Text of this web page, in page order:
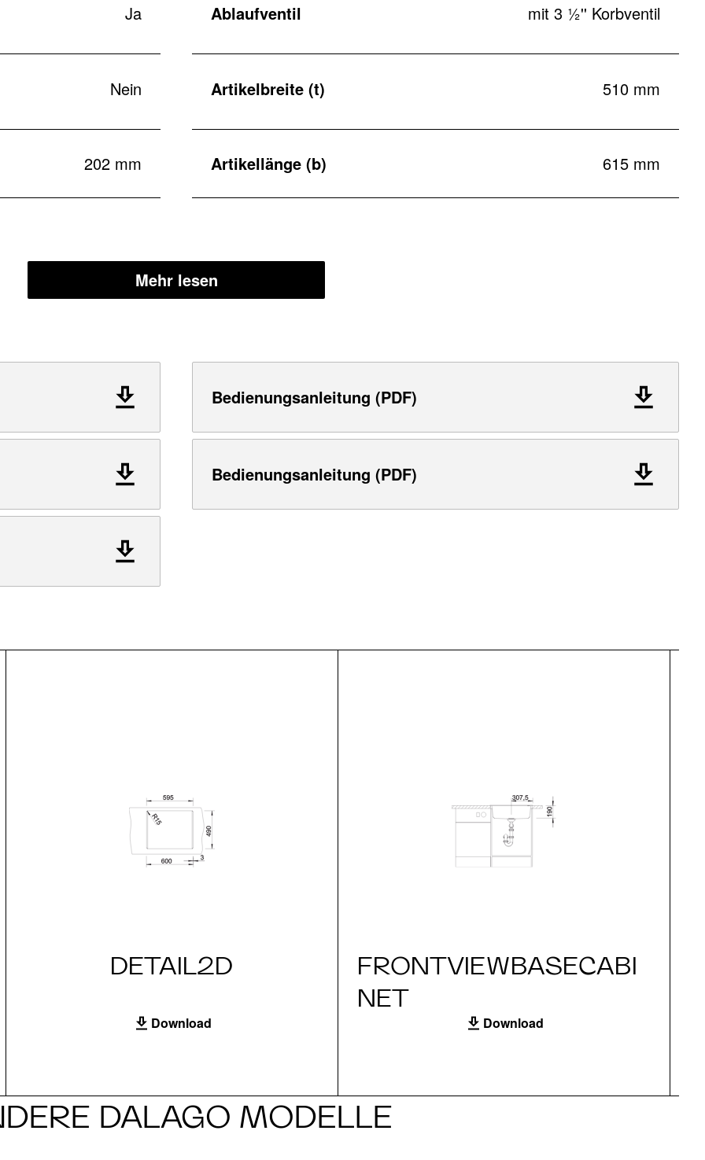
Ja Ablaufventil mit 3 ½'' Korbventil
Nein Artikelbreite (t) 510 mm
202 mm Artikellänge (b) 615 mm
Mehr lesen
Bedienungsanleitung (PDF)
Bedienungsanleitung (PDF)
DETAIL2D
Download
FRONTVIEWBASECABI
NET
Download
DALAGO MODELLE